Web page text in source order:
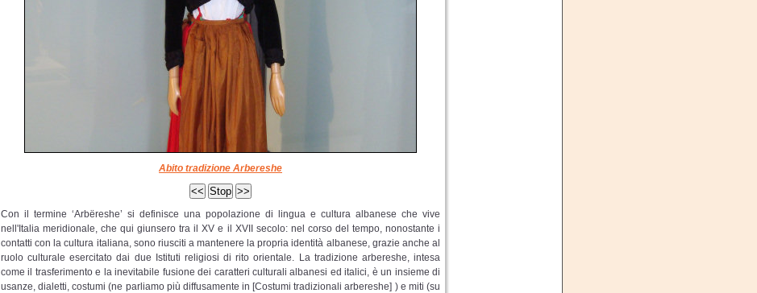
Abito tradizione Arbereshe
Con il termine ‘Arbëreshe’ si definisce una popolazione di lingua e cultura albanese che vive
nell'Italia meridionale, che qui giunsero tra il XV e il XVII secolo: nel corso del tempo, nonostante i
contatti con la cultura italiana, sono riusciti a mantenere la propria identità albanese, grazie anche al
ruolo culturale esercitato dai due Istituti religiosi di rito orientale. La tradizione arbereshe, intesa
come il trasferimento e la inevitabile fusione dei caratteri culturali albanesi ed italici, è un insieme di
usanze, dialetti, costumi (ne parliamo più diffusamente in [Costumi tradizionali arbereshe] ) e miti (su